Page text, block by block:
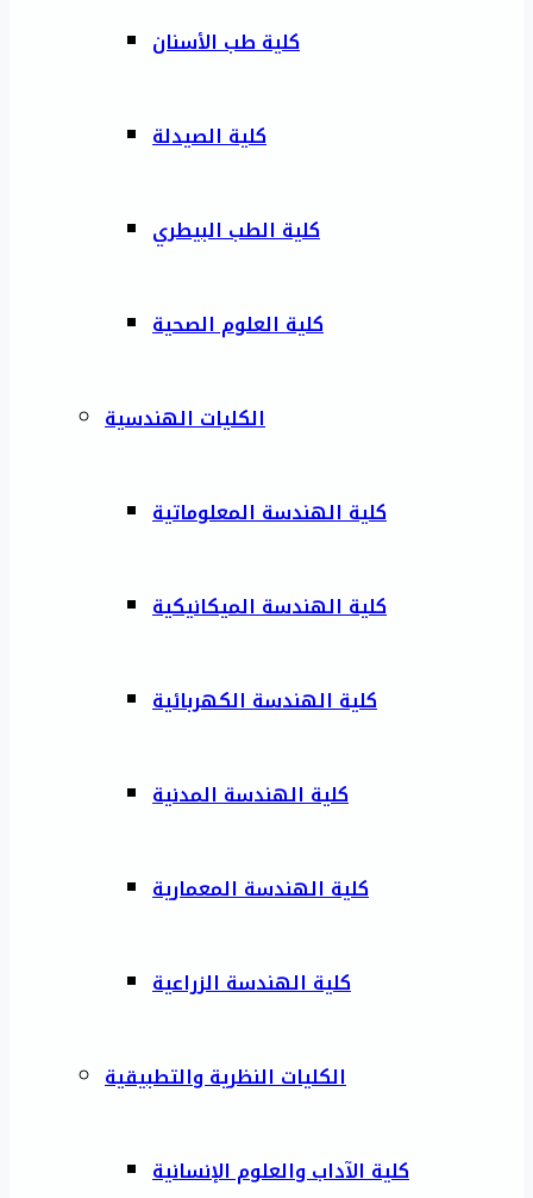
كلية طب الأسنان
كلية الصيدلة
كلية الطب البيطري
كلية العلوم الصحية
الكليات الهندسية
كلية الهندسة المعلوماتية
كلية الهندسة الميكانيكية
كلية الهندسة الكهربائية
كلية الهندسة المدنية
كلية الهندسة المعمارية
كلية الهندسة الزراعية
الكليات النظرية والتطبيقية
كلية الآداب والعلوم الإنسانية